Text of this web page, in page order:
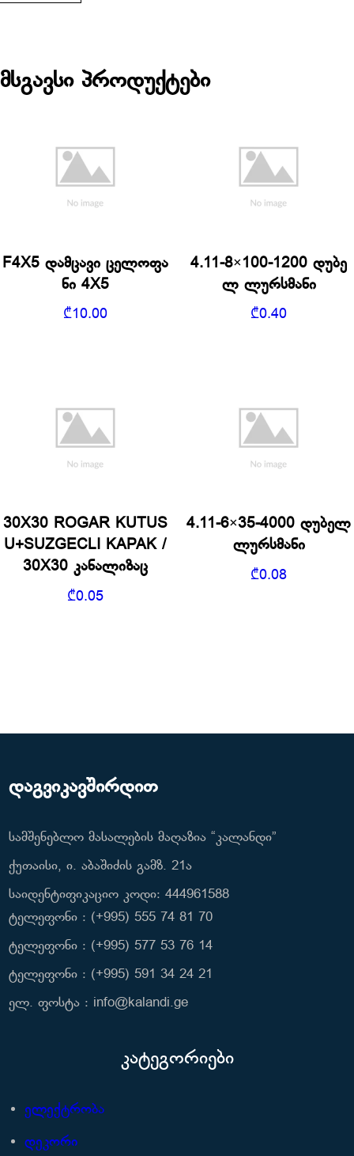
მსგავსი პროდუქტები
F4X5 დამცავი ცელოფა
ნი 4X5
₾10.00
4.11-8×100-1200 დუბე
ლ ლურსმანი
₾0.40
30X30 ROGAR KUTUS
U+SUZGECLI KAPAK /
30X30 კანალიზაც
₾0.05
4.11-6×35-4000 დუბელ
ლურსმანი
₾0.08
დაგვიკავშირდით
სამშენებლო მასალების მაღაზია “კალანდი”
ქუთაისი, ი. აბაშიძის გამზ. 21ა
საიდენტიფიკაციო კოდი: 444961588
ტელეფონი : (+995) 555 74 81 70
ტელეფონი : (+995) 577 53 76 14
ტელეფონი : (+995) 591 34 24 21
ელ. ფოსტა : info@kalandi.ge
კატეგორიები
ელექტრობა
დეკორი